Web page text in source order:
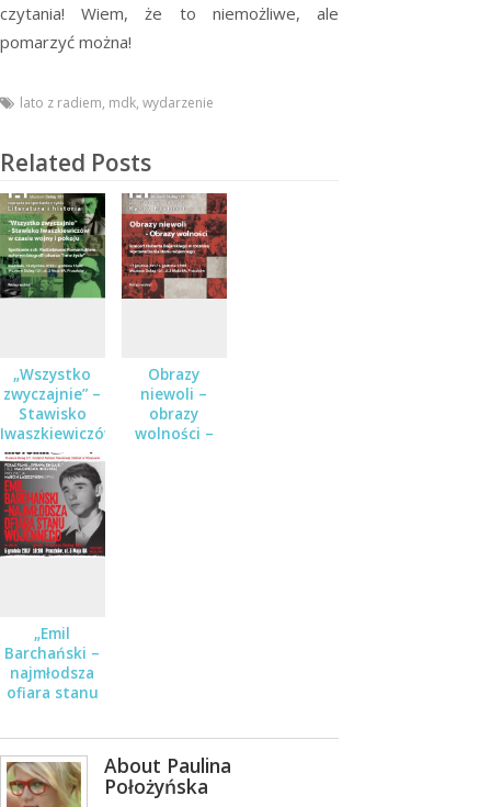
czytania! Wiem, że to niemożliwe, ale
pomarzyć można!
lato z radiem, mdk, wydarzenie
Related Posts
„Wszystko
zwyczajnie” –
Stawisko
Iwaszkiewiczów
w czasie
wojny i
pokoju
Obrazy
niewoli –
obrazy
wolności –
„Emil
Barchański –
najmłodsza
ofiara stanu
Muzeum
Dulag 121
About Paulina
Położyńska